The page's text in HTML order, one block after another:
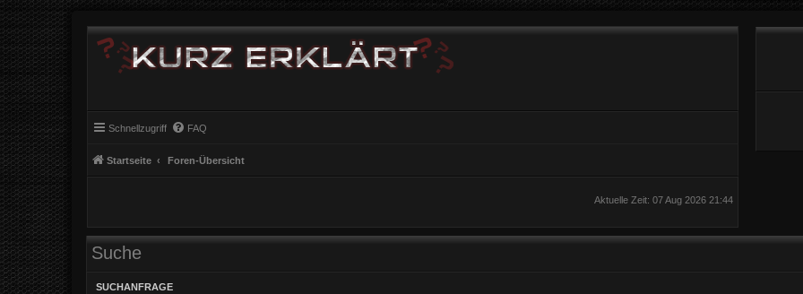
Schnellzugriff FAQ
Startseite Foren-Übersicht
Aktuelle Zeit: 07 Aug 2026 21:44
Suche
SUCHANFRAGE